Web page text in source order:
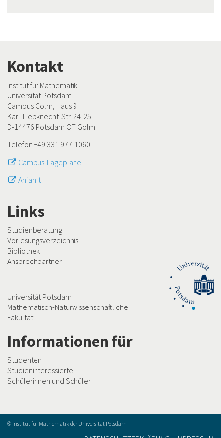
Kontakt
Institut für Mathematik
Universität Potsdam
Campus Golm, Haus 9
Karl-Liebknecht-Str. 24-25
D-14476 Potsdam OT Golm
Telefon +49 331 977-1060
Campus-Lagepläne
Anfahrt
Links
Studienberatung
Vorlesungsverzeichnis
Bibliothek
Ansprechpartner
Universität Potsdam
Mathematisch-Naturwissenschaftliche
Fakultät
Informationen für
Studenten
Studieninteressierte
Schülerinnen und Schüler
© Institut für Mathematik der Universität Potsdam